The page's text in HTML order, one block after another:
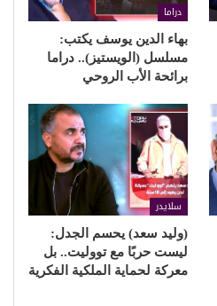
دراما
بهاء الدين يوسف يكتب:
مسلسل (الويستيز).. دراما
برائحة الأب الروحي
سلايدر
(وليد سعد) يحسم الجدل:
ليست حربًا مع تووليت.. بل
معركة لحماية الملكية الفكرية